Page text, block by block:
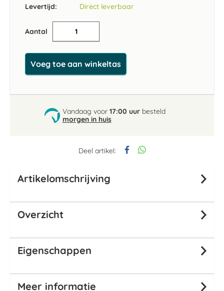
Deel artikel:
Levertijd: Direct leverbaar
Aantal
Voeg toe aan winkeltas
Vandaag voor 17:00 uurbesteld
morgen in huis
gallerij
Artikelomschrijving
Overzicht
Eigenschappen
Meer informatie